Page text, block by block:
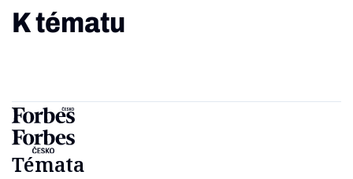
K tématu
Témata